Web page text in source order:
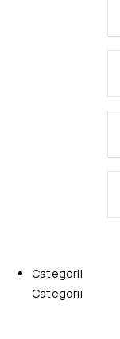
Categorii
Categorii